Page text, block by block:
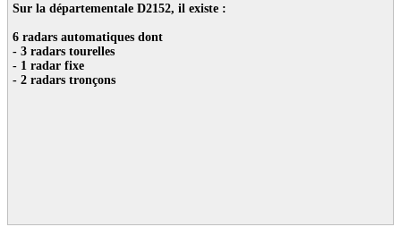
Sur la départementale D2152, il existe :
6 radars automatiques dont
- 3 radars tourelles
- 1 radar fixe
- 2 radars tronçons